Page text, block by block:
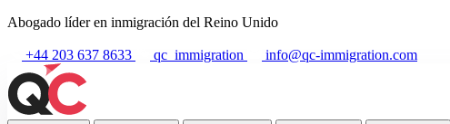
Abogado líder en inmigración del Reino Unido
+44 203 637 8633 qc_immigration info@qc-immigration.com